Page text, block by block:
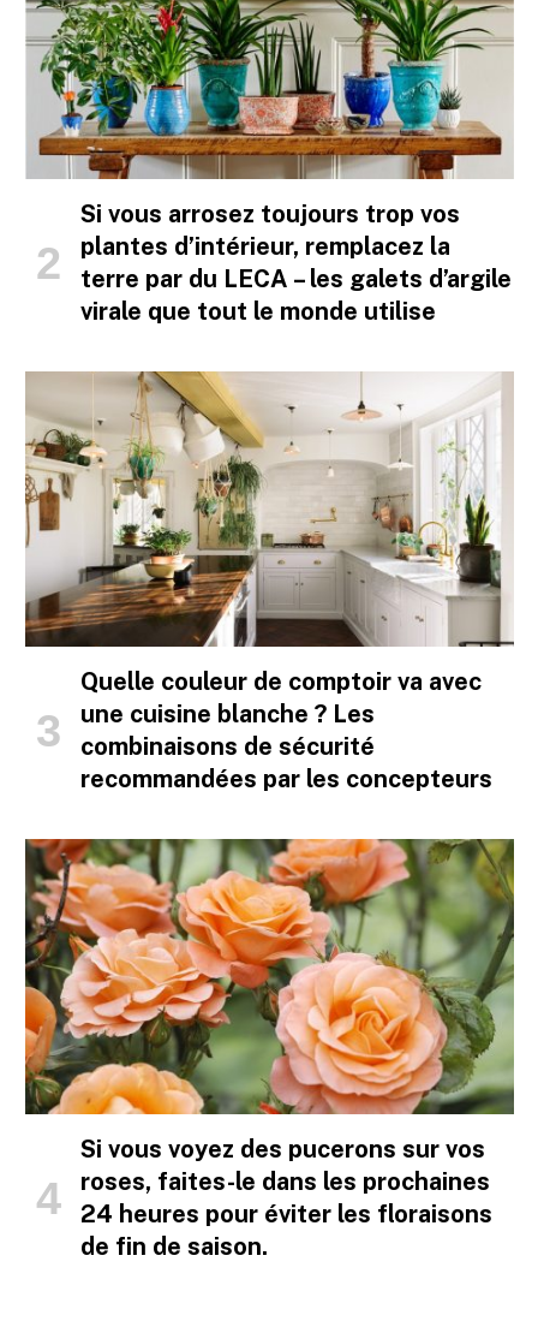
Si vous arrosez toujours trop vos
plantes d’intérieur, remplacez la
terre par du LECA – les galets d’argile
virale que tout le monde utilise
Quelle couleur de comptoir va avec
une cuisine blanche ? Les
combinaisons de sécurité
recommandées par les concepteurs
Si vous voyez des pucerons sur vos
roses, faites-le dans les prochaines
24 heures pour éviter les floraisons
de fin de saison.